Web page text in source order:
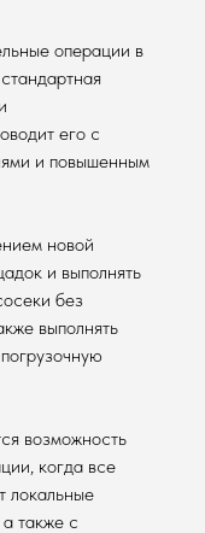
операции в
его с
и повышенным
новой
и выполнять
без
выполнять
возможность
когда все
локальные
также с